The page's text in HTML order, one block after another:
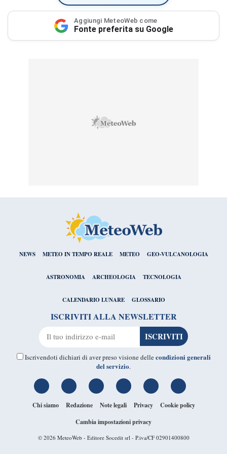
Aggiungi MeteoWeb come
Fonte preferita su Google
NEWS METEO IN TEMPO REALE METEO GEO-VULCANOLOGIA
ASTRONOMIA ARCHEOLOGIA TECNOLOGIA
CALENDARIO LUNARE GLOSSARIO
ISCRIVITI ALLA NEWSLETTER
Iscrivendoti dichiari di aver preso visione dellecondizioni generali
del servizio.
Chi siamo Redazione Note legali Privacy
Cookie policy
Cambia impostazioni privacy
© 2026 MeteoWeb - Editore Socedit srl - P.iva/CF 02901400800